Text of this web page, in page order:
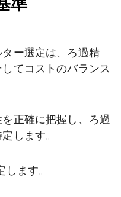
ー選定は、ろ過精
てコストのバランス
正確に把握し、ろ過
します。
ます。